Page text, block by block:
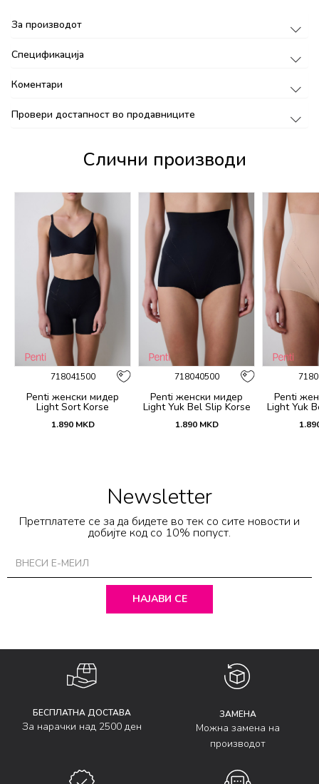
За производот
Спецификација
Коментари
Провери достапност во продавниците
Слични производи
718041500
Penti женски мидер
Light Sort Korse
1.890 MKD
718040500
Penti женски мидер
Light Yuk Bel Slip Korse
1.890 MKD
Penti
Light Yuk
Newsletter
Претплатете се за да бидете во тек со сите новости и
добијте код со 10% попуст.
НАЈАВИ СЕ
БЕСПЛАТНА ДОСТАВА
За нарачки над 2500 ден
ЗАМЕНА
Можна замена на
производот